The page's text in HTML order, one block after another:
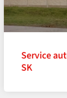
Service
SK